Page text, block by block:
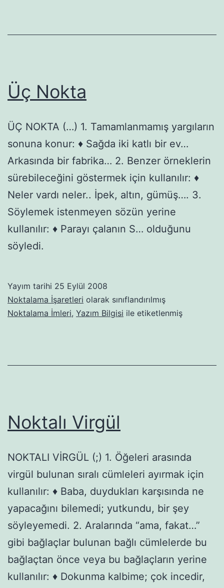
Üç Nokta
ÜÇ NOKTA (…) 1. Tamamlanmamış yargıların
sonuna konur: ♦ Sağda iki katlı bir ev…
Arkasında bir fabrika… 2. Benzer örneklerin
sürebileceğini göstermek için kullanılır: ♦
Neler vardı neler.. İpek, altın, gümüş…. 3.
Söylemek istenmeyen sözün yerine
kullanılır: ♦ Parayı çalanın S… olduğunu
söyledi.
Yayım tarihi 25 Eylül 2008
Noktalama İşaretleri olarak sınıflandırılmış
Noktalama İmleri, Yazım Bilgisi ile etiketlenmiş
Noktalı Virgül
NOKTALI VİRGÜL (;) 1. Öğeleri arasında
virgül bulunan sıralı cümleleri ayırmak için
kullanılır: ♦ Baba, duydukları karşısında ne
yapacağını bilemedi; yutkundu, bir şey
söyleyemedi. 2. Aralarında “ama, fakat…”
gibi bağlaçlar bulunan bağlı cümlelerde bu
bağlaçtan önce veya bu bağlaçların yerine
kullanılır: ♦ Dokunma kalbime; çok incedir,